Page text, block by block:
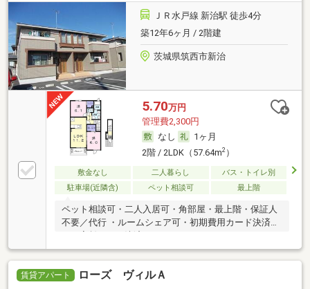
ＪＲ水戸線 新治駅 徒歩4分
築12年6ヶ月 / 2階建
茨城県筑西市新治
5.70万円
管理費2,300円
なし
1ヶ月
2階 / 2LDK（57.64m2）
敷金なし 二人暮らし
バス・トイレ別
駐車場(近隣含)
ペット相談可 最上階
ペット相談可・二人入居可・角部屋・最上階・保証人
不要／代行 ・ルームシェア可・初期費用カード決済
可・家賃カード決済可
賃貸アパート ローズ ヴィルＡ